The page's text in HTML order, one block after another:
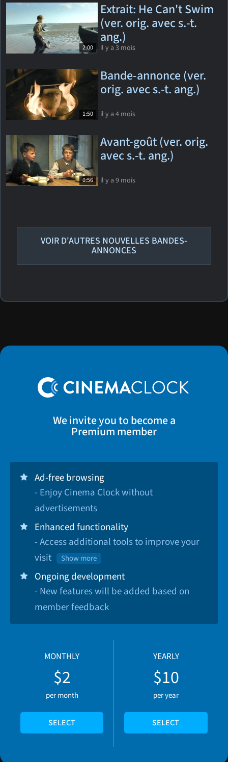
2:00
Extrait: He Can't Swim
(ver. orig. avec s.-t.
ang.)
il y a 3 mois
1:50
Bande-annonce (ver.
orig. avec s.-t. ang.)
il y a 4 mois
0:56
Avant-goût (ver. orig.
avec s.-t. ang.)
il y a 9 mois
VOIR D'AUTRES NOUVELLES BANDES-
ANNONCES
We invite you to become a
Premium member
Ad-free browsing
- Enjoy Cinema Clock without
advertisements
Enhanced functionality
- Access additional tools to improve your
visit
Show more
Ongoing development
- New features will be added based on
member feedback
MONTHLY
$2
per month
SELECT
YEARLY
$10
per year
SELECT